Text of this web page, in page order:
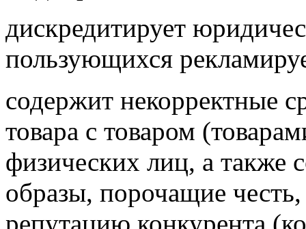
дискредитирует
пользующихся
содержит некорректные
товара с товаром
физических лиц, а также
образы, порочащие